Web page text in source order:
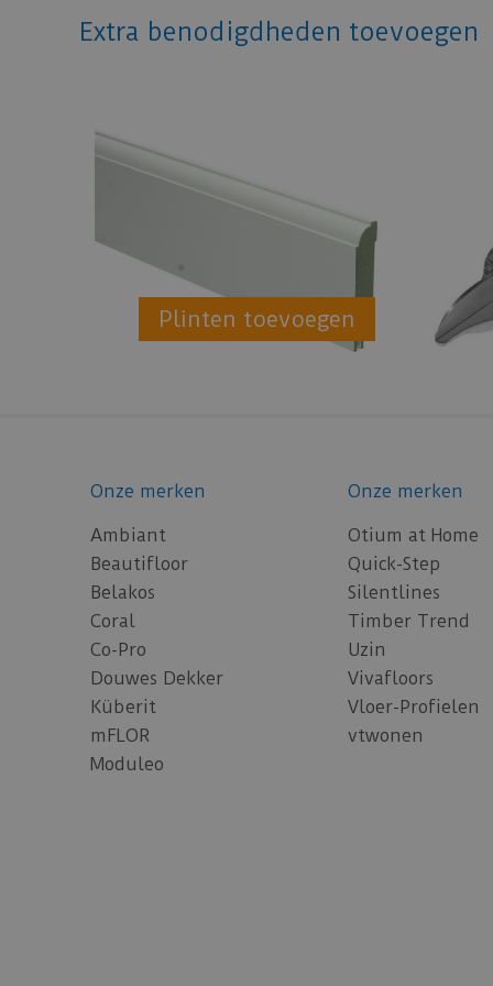
Extra benodigdheden toevoegen
Plinten toevoegen
Onze merken
Ambiant
Beautifloor
Belakos
Coral
Co-Pro
Douwes Dekker
Küberit
mFLOR
Moduleo
Onze merken
Otium at Home
Quick-Step
Silentlines
Timber Trend
Uzin
Vivafloors
Vloer-Profielen
vtwonen